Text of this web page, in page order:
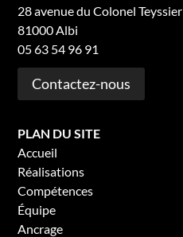
28 avenue du Colonel Teyssier
81000 Albi
05 63 54 96 91
Contactez-nous
PLAN DU SITE
Accueil
Réalisations
Compétences
Équipe
Ancrage